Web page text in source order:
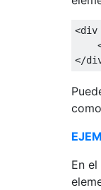
<div
</
En